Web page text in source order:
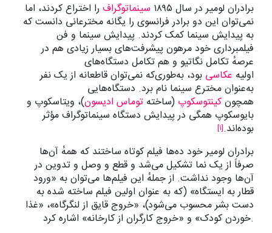
برادران لومیر در سال ۱۸۹۵
سینماتوگراف را اختراع کردند، اما
نمی‌توان این دو برادر فرانسوی را یگانه مخترعانی دانست که
به پیدایش سینما کمک کردند. پیدایش سینما و فن
فیلمبرداری خود مرهون پیشرفت‌های بسیار زیادی هم در
عرصهٔ تکامل نگاتیو و هم تکامل دستگاه‌های
اولیه عکاسی بود، به‌طوری‌که نمی‌توان قاطعانه از یک نفر
به‌عنوان مخترع سینما نام برد. دستگاه‌هایی
همچونکینتوسکوپ (ساخته توماس ادیسون)، ویتاسکوپ و
بایوسکوپ همگی در پیدایش دستگاه سینماتوگراف مؤثر
بوده‌اند.[۱]
برادران لومیر خود ده‌ها فیلم کوتاه ساختند که همهٔ آن‌ها
صرفاً از یک نما تشکیل می‌شد و قطع و وصل و تدوین در
آن‌ها وجود نداشت. از جملهٔ این فیلم‌ها می‌توان به «ورود
قطار به ایستگاه» (که به عنوان اولین فیلم ساخته شده به
دست بشر محسوب می‌شود)، «خروج قایق از لنگرگاه»، «غذا
خوردن کودک» و «خروج کارگران از کارخانه» اشاره کرد.